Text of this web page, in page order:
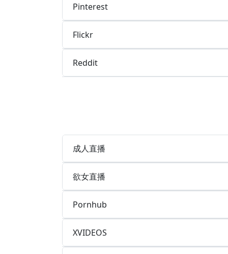
Pinterest
Flickr
Reddit
成人直播
欲女直播
Pornhub
XVIDEOS